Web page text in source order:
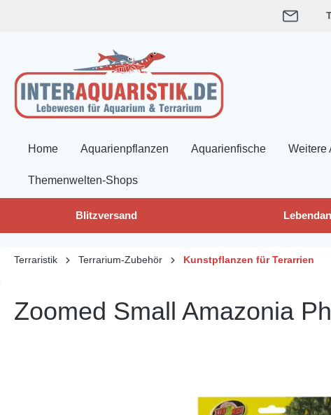
Home Aquarienpflanzen Aquarienfische Weitere
Themenwelten-Shops
Blitzversand
Terraristik Terrarium-Zubehör Kunstpflanzen für Terarrien
Zoomed Small Amazonia